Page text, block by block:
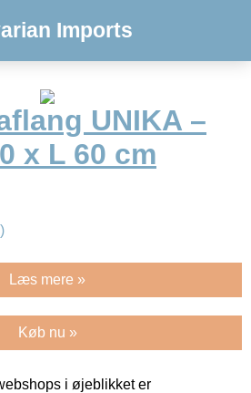
Imports
UNIKA –
x L 60 cm
Læs mere »
Køb nu »
i øjeblikket er